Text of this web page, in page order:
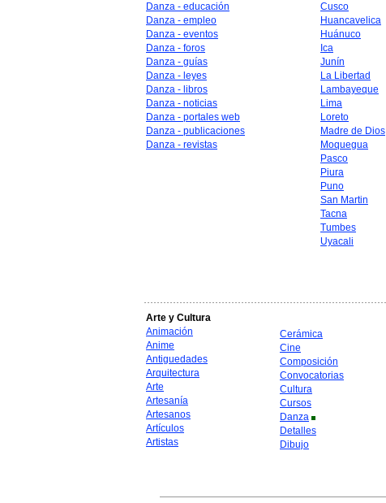
Danza - educación
Danza - empleo
Danza - eventos
Danza - foros
Danza - guías
Danza - leyes
Danza - libros
Danza - noticias
Danza - portales web
Danza - publicaciones
Danza - revistas
Cusco
Huancavelica
Huánuco
Ica
Junín
La Libertad
Lambayeque
Lima
Loreto
Madre de Dios
Moquegua
Pasco
Piura
Puno
San Martin
Tacna
Tumbes
Uyacali
Arte y Cultura
Animación
Anime
Antiguedades
Arquitectura
Arte
Artesanía
Artesanos
Artículos
Artistas
Cerámica
Cine
Composición
Convocatorias
Cultura
Cursos
Danza
Detalles
Dibujo